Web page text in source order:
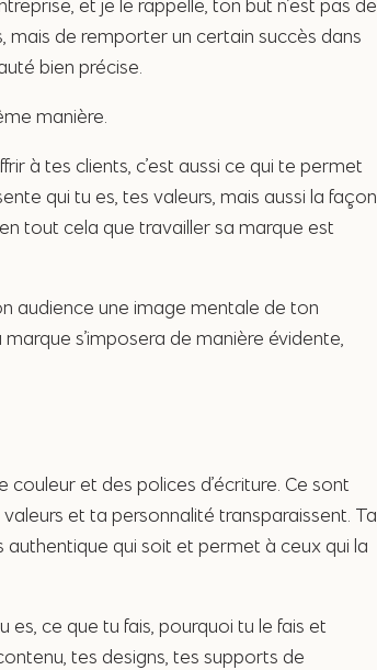
et je le rappelle, ton but n’est pas de
de remporter un certain succès dans
bien précise.
manière.
à tes clients, c’est aussi ce qui te permet
qui tu es, tes valeurs, mais aussi la façon
tout cela que travailler sa marque est
audience une image mentale de ton
s’imposera de manière évidente,
couleur et des polices d’écriture. Ce sont
et ta personnalité transparaissent. Ta
qui soit et permet à ceux qui la
es, ce que tu fais, pourquoi tu le fais et
tes designs, tes supports de